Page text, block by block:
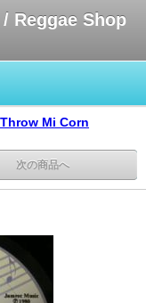
/ Reggae Shop
Mi Corn
次の商品へ